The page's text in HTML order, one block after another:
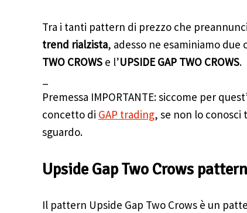
Tra i tanti pattern di prezzo che
trend rialzista, adesso ne esaminiamo
TWO CROWS e l’UPSIDE GAP TWO CROWS.
Premessa IMPORTANTE: siccome per
concetto di GAP trading, se non lo
sguardo.
Upside Gap Two Crows pattern
Il pattern Upside Gap Two Crows è un